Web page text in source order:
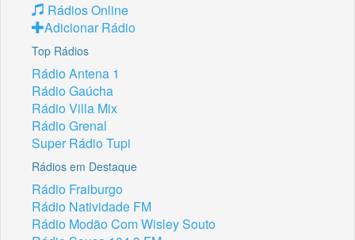
Rádios Online
Adicionar Rádio
Top Rádios
Rádio Antena 1
Rádio Gaúcha
Rádio Villa Mix
Rádio Grenal
Super Rádio Tupi
Rádios em Destaque
Rádio Fraiburgo
Rádio Natividade FM
Rádio Modão Com Wisley Souto